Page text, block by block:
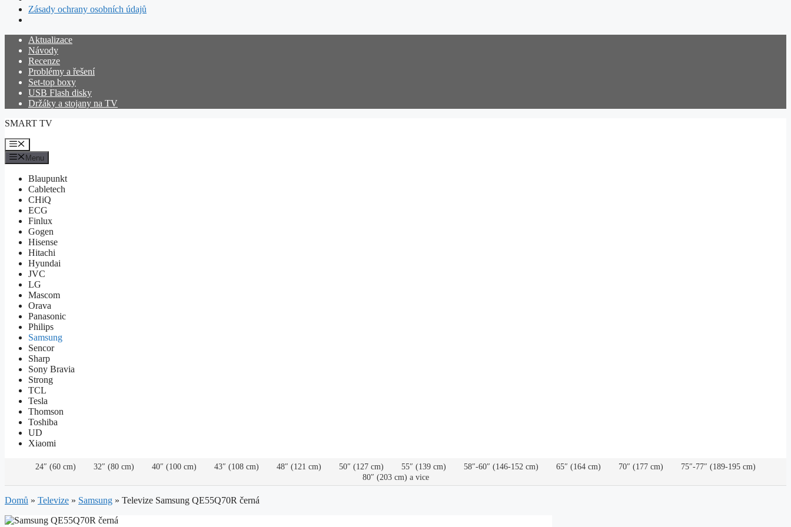
Zásady ochrany osobních údajů
Přeskočit
obsah
Aktualizace
Návody
Recenze
Problémy a řešení
Set-top boxy
USB Flash disky
Držáky a stojany na TV
SMART TV
Menu
Menu
Blaupunkt
Cabletech
CHiQ
ECG
Finlux
Gogen
Hisense
Hitachi
Hyundai
JVC
LG
Mascom
Orava
Panasonic
Philips
Samsung
Sencor
Sharp
Sony Bravia
Strong
TCL
Tesla
Thomson
Toshiba
UD
Xiaomi
24″ (60 cm) 32″ (80 cm) 40″ (100 cm) 43″ (108 cm) 48″ (121 cm) 50″ (127 cm) 55″ (139 cm) 58″-60″ (146-152 cm) 65″ (164 cm) 70″ (177 cm)
75″-77″ (189-195 cm)
80″ (203 cm) a vice
Domů » Televize » Samsung » Televize Samsung QE55Q70R černá